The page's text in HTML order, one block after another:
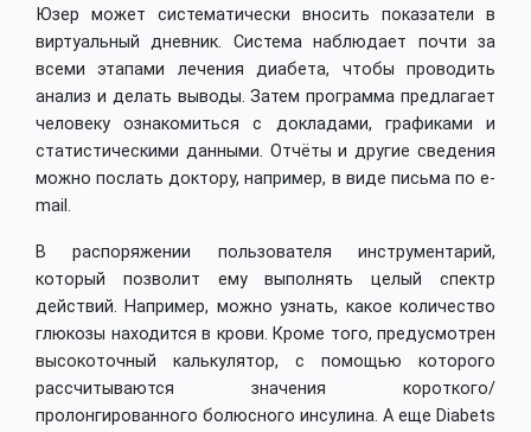
Юзер может систематически вносить показатели в
виртуальный дневник. Система наблюдает почти за
всеми этапами лечения диабета, чтобы проводить
анализ и делать выводы. Затем программа предлагает
человеку ознакомиться с докладами, графиками и
статистическими данными. Отчёты и другие сведения
можно послать доктору, например, в виде письма по e-
mail.
В распоряжении пользователя инструментарий,
который позволит ему выполнять целый спектр
действий. Например, можно узнать, какое количество
глюкозы находится в крови. Кроме того, предусмотрен
высокоточный калькулятор, с помощью которого
рассчитываются значения короткого/
пролонгированного болюсного инсулина. А еще Diabets